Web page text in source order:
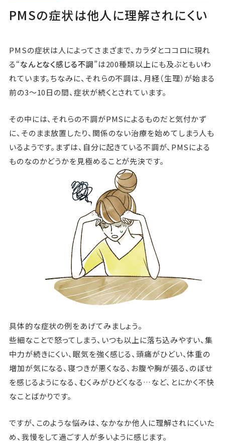
PMSの症状は他人に理解されにくい
PMSの症状は人によってさまざまで、カラダとココロに現れ
る“なんとなく感じる不調”は200種類以上にも及ぶともいわ
れています。ちなみに、それらの不調は、月経（生理）が始まる
前の3〜10日の間、症状が続くとされています。
その中には、それらの不調がPMSによるものだと気付かず
に、そのまま放置したり、関係のない治療を始めてしまう人も
いるようです。まずは、自分に起きている不調が、PMSによる
ものなのかどうかを見極めることが先決です。
具体的な症状の例をあげてみましょう。
些細なことで怒ってしまう、いつも以上に落ち込みやすい、集
中力が続きにくい、眠気を強く感じる、頭痛がひどい、体重の
増加が気になる、寝つきが悪くなる、お腹や胸が張る、のぼせ
を感じるようになる、むくみがひどくなる…など、とにかく不快
なことばかりです。
ですが、このような悩みは、なかなか他人に理解されにくいた
め、我慢をして過ごす人が多いように感じます。